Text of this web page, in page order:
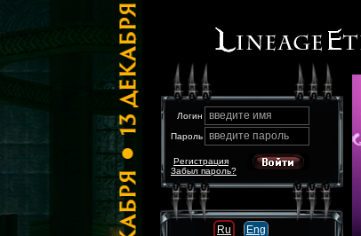
Логин введите имя
Пароль введите пароль
Забыл пароль?
Регистрация
Ru
Eng